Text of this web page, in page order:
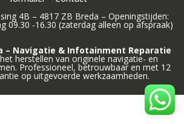
4B – 4817 ZB Breda – Openingstijden:
09.30 -16.30 (zaterdag alleen op afspraak)
– Navigatie & Infotainment Reparatie
herstellen van originele navigatie- en
Professioneel, betrouwbaar en met 12
op uitgevoerde werkzaamheden.